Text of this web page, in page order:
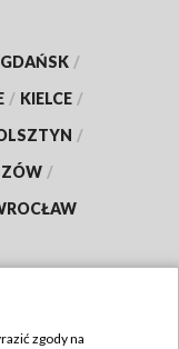
GDAŃSK /
/ KIELCE /
/
/
zgody na